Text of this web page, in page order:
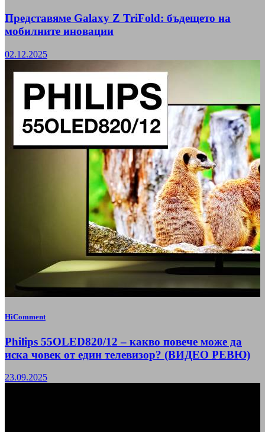
Представяме Galaxy Z TriFold: бъдещето на
мобилните иновации
02.12.2025
HiComment
Philips 55OLED820/12 – какво повече може да
иска човек от един телевизор? (ВИДЕО РЕВЮ)
23.09.2025